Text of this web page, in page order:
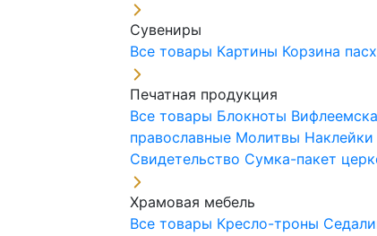
Сувениры
Все товары Картины Корзина
Печатная продукция
Все товары Блокноты
православные Молитвы
Свидетельство Сумка-пакет
Храмовая мебель
Все товары Кресло-троны